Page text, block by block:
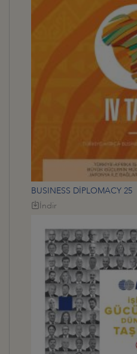
BUSINESS DİPLOMACY 25
İndir